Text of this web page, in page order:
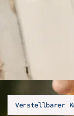
Verstellbarer